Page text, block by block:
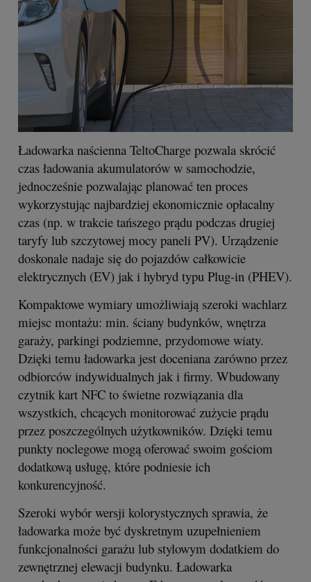
Ładowarka naścienna TeltoCharge pozwala skrócić
czas ładowania akumulatorów w samochodzie,
jednocześnie pozwalając planować ten proces
wykorzystując najbardziej ekonomicznie opłacalny
czas (np. w trakcie tańszego prądu podczas drugiej
taryfy lub szczytowej mocy paneli PV). Urządzenie
doskonale nadaje się do pojazdów całkowicie
elektrycznych (EV) jak i hybryd typu Plug-in (PHEV).
Kompaktowe wymiary umożliwiają szeroki wachlarz
miejsc montażu: min. ściany budynków, wnętrza
garaży, parkingi podziemne, przydomowe wiaty.
Dzięki temu ładowarka jest doceniana zarówno przez
odbiorców indywidualnych jak i firmy. Wbudowany
czytnik kart NFC to świetne rozwiązania dla
wszystkich, chcących monitorować zużycie prądu
przez poszczególnych użytkowników. Dzięki temu
punkty noclegowe mogą oferować swoim gościom
dodatkową usługę, które podniesie ich
konkurencyjność.
Szeroki wybór wersji kolorystycznych sprawia, że
ładowarka może być dyskretnym uzupełnieniem
funkcjonalności garażu lub stylowym dodatkiem do
zewnętrznej elewacji budynku. Ładowarka